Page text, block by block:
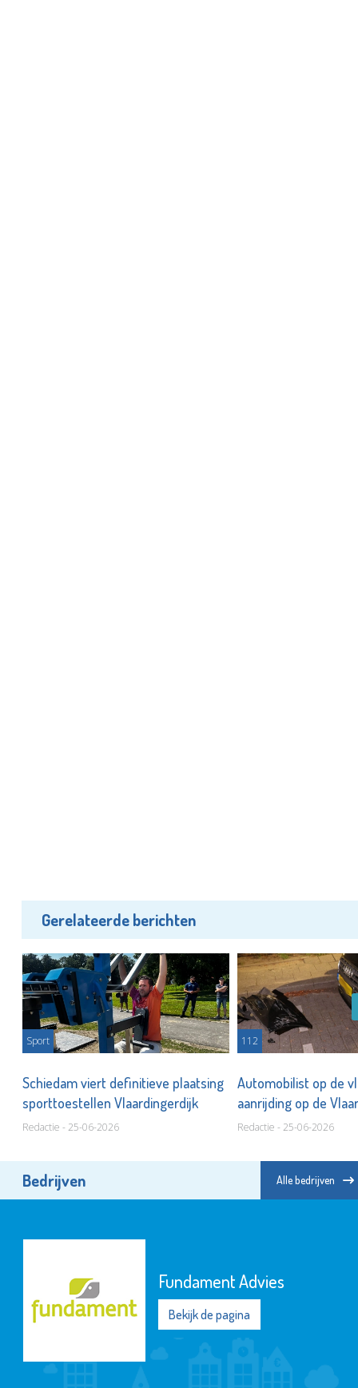
Gerelateerde berichten
Sport
Schiedam viert definitieve plaatsing
sporttoestellen Vlaardingerdijk
Redactie - 25-06-2026
112
Automobilist op de
aanrijding op de
Redactie - 25-06-2026
Bedrijven Alle bedrijven
Fundament Advies
Bekijk de pagina